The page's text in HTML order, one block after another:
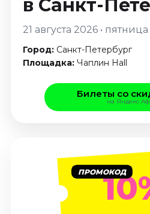
Январь 2027
Стендап
Август 2026
Сентябрь 2026
Ноябрь 2026
Декабрь 2026
Декабрь 2026
Январь 2027
Экскурсии
в Санкт-
21 августа 2026 • пятница
Город: Санкт-Петербург
Площадка: Чаплин Hall
Билеты со
на Яндекс
ПРОМОКОД